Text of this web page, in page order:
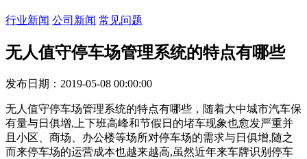
行业新闻 公司新闻 常见问题
无人值守停车场管理系统的特点有哪些
发布日期：2019-05-08 00:00:00
无人值守停车场管理系统的特点有哪些，随着大中城市汽车保
有量与日俱增,上下班高峰和节假日的堵车现象也愈发严重并
且小区、商场、办公楼等场所对停车场的需求与日俱增,随之
而来停车场的运营成本也越来越高,虽然近年来车牌识别停车